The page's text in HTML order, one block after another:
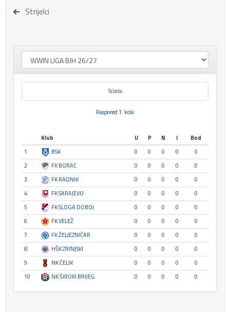
Strijelci
Tabela
Raspored 1. kola
Klub U P N I
Bod
1
BSK 0 0 0 0
0
2
FK BORAC 0 0 0 0
0
3
FK RADNIK 0 0 0 0
0
4
FK SARAJEVO 0 0 0 0
0
5
FK SLOGA DOBOJ 0 0 0 0
0
6
FK VELEŽ 0 0 0 0
0
7
FK ŽELJEZNIČAR 0 0 0 0
0
8
HŠK ZRINJSKI 0 0 0 0
0
9
NK ČELIK 0 0 0 0
0
10
NK ŠIROKI BRIJEG 0 0 0 0 0